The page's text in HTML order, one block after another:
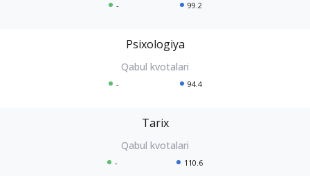
- 99.2
Psixologiya
- 94.4
Tarix
- 110.6